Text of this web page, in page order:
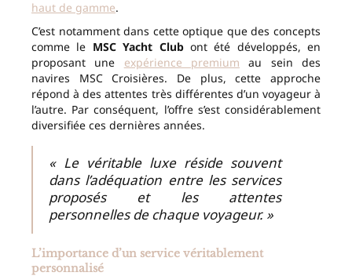
haut de gamme.
C’est notamment dans cette optique que des concepts
comme le MSC Yacht Clubont été développés, en
proposant une expérience premium au sein des
navires MSC Croisières. De plus, cette approche
répond à des attentes très différentes d’un voyageur à
l’autre. Par conséquent, l’offre s’est considérablement
diversifiée ces dernières années.
« Le véritable luxe réside souvent
dans l’adéquation entre les services
proposés et les attentes
personnelles de chaque voyageur. »
L’importance d’un service véritablement
personnalisé